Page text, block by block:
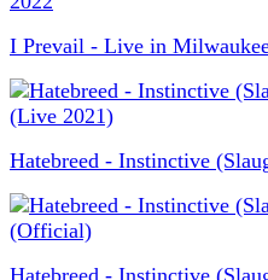
I Prevail - Live in
Hatebreed - Instinctive
Hatebreed - Instinctive